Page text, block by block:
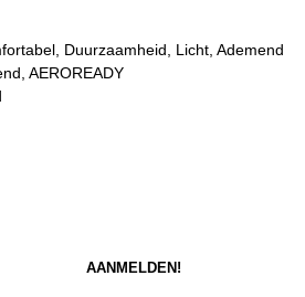
Duurzaamheid, Licht, Ademend
AEROREADY